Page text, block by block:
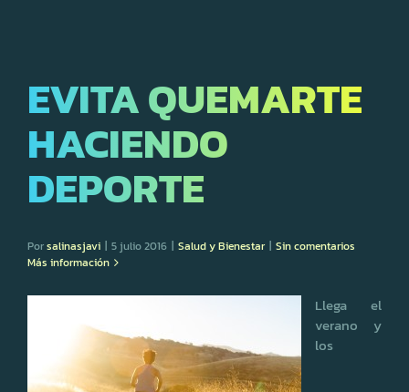
EVITA QUEMARTE
HACIENDO
DEPORTE
Porsalinasjavi | 5 julio 2016 | Salud y Bienestar | Sin comentarios
Más información
Llega el
verano y
los